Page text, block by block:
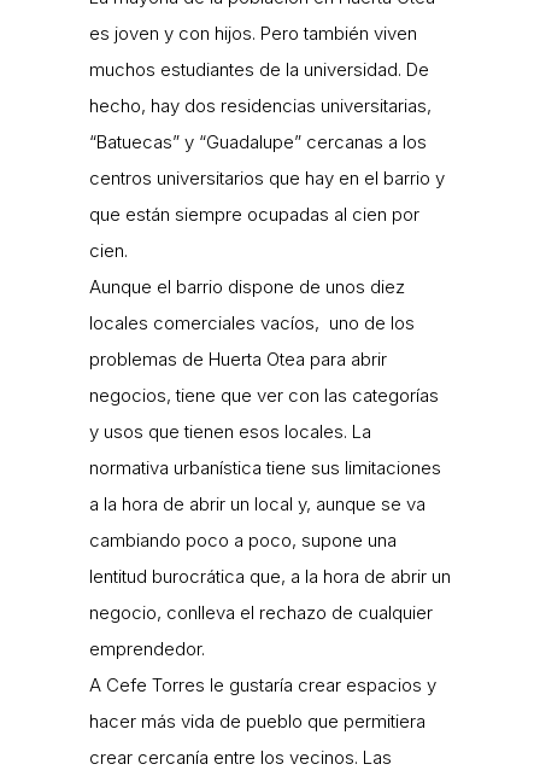
es joven y con hijos. Pero también viven
muchos estudiantes de la universidad. De
hecho, hay dos residencias universitarias,
“Batuecas” y “Guadalupe” cercanas a los
centros universitarios que hay en el barrio y
que están siempre ocupadas al cien por
cien.
Aunque el barrio dispone de unos diez
locales comerciales vacíos, uno de los
problemas de Huerta Otea para abrir
negocios, tiene que ver con las categorías
y usos que tienen esos locales. La
normativa urbanística tiene sus limitaciones
a la hora de abrir un local y, aunque se va
cambiando poco a poco, supone una
lentitud burocrática que, a la hora de abrir un
negocio, conlleva el rechazo de cualquier
emprendedor.
A Cefe Torres le gustaría crear espacios y
hacer más vida de pueblo que permitiera
crear cercanía entre los vecinos. Las